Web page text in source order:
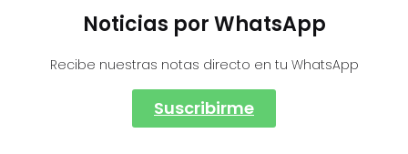
Noticias por WhatsApp
Recibe nuestras notas directo en tu WhatsApp
Suscribirme